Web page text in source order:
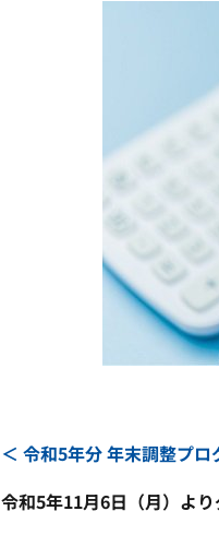
＜ 令和5年分 年末調整プ
令和5年11月6日（月）よ